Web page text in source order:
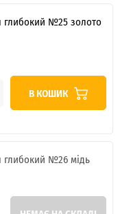
глибокий №25 золото
В КОШИК
глибокий №26 мідь